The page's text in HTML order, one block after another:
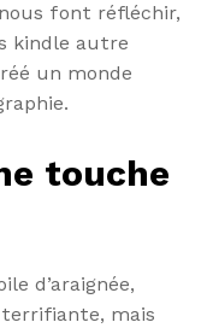
font réfléchir,
kindle autre
un monde
touche
d’araignée,
mais